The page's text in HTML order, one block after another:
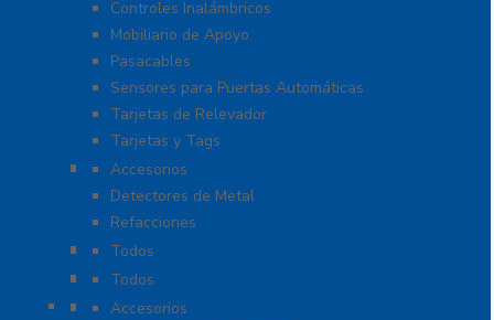
Controles Inalámbricos
Mobiliario de Apoyo
Pasacables
Sensores para Puertas Automáticas
Tarjetas de Relevador
Tarjetas y Tags
Detectores De Metal
Accesorios
Detectores de Metal
Refacciones
Control De Rondas Para Vigilantes
Todos
Equipo Blindado
Todos
Cerraduras
Accesorios